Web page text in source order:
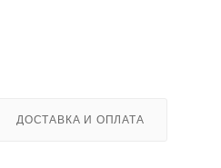
ДОСТАВКА И ОПЛАТА